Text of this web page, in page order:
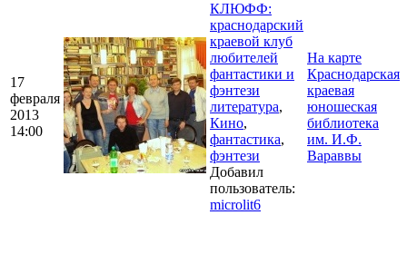
17
февраля
2013
14:00
КЛЮФФ:
краснодарский
краевой клуб
любителей
фантастики и
фэнтези
литература,
Кино,
фантастика,
фэнтези
Добавил
пользователь:
microlit6
На карте
Краснодарская
краевая
юношеская
библиотека
им. И.Ф.
Вараввы